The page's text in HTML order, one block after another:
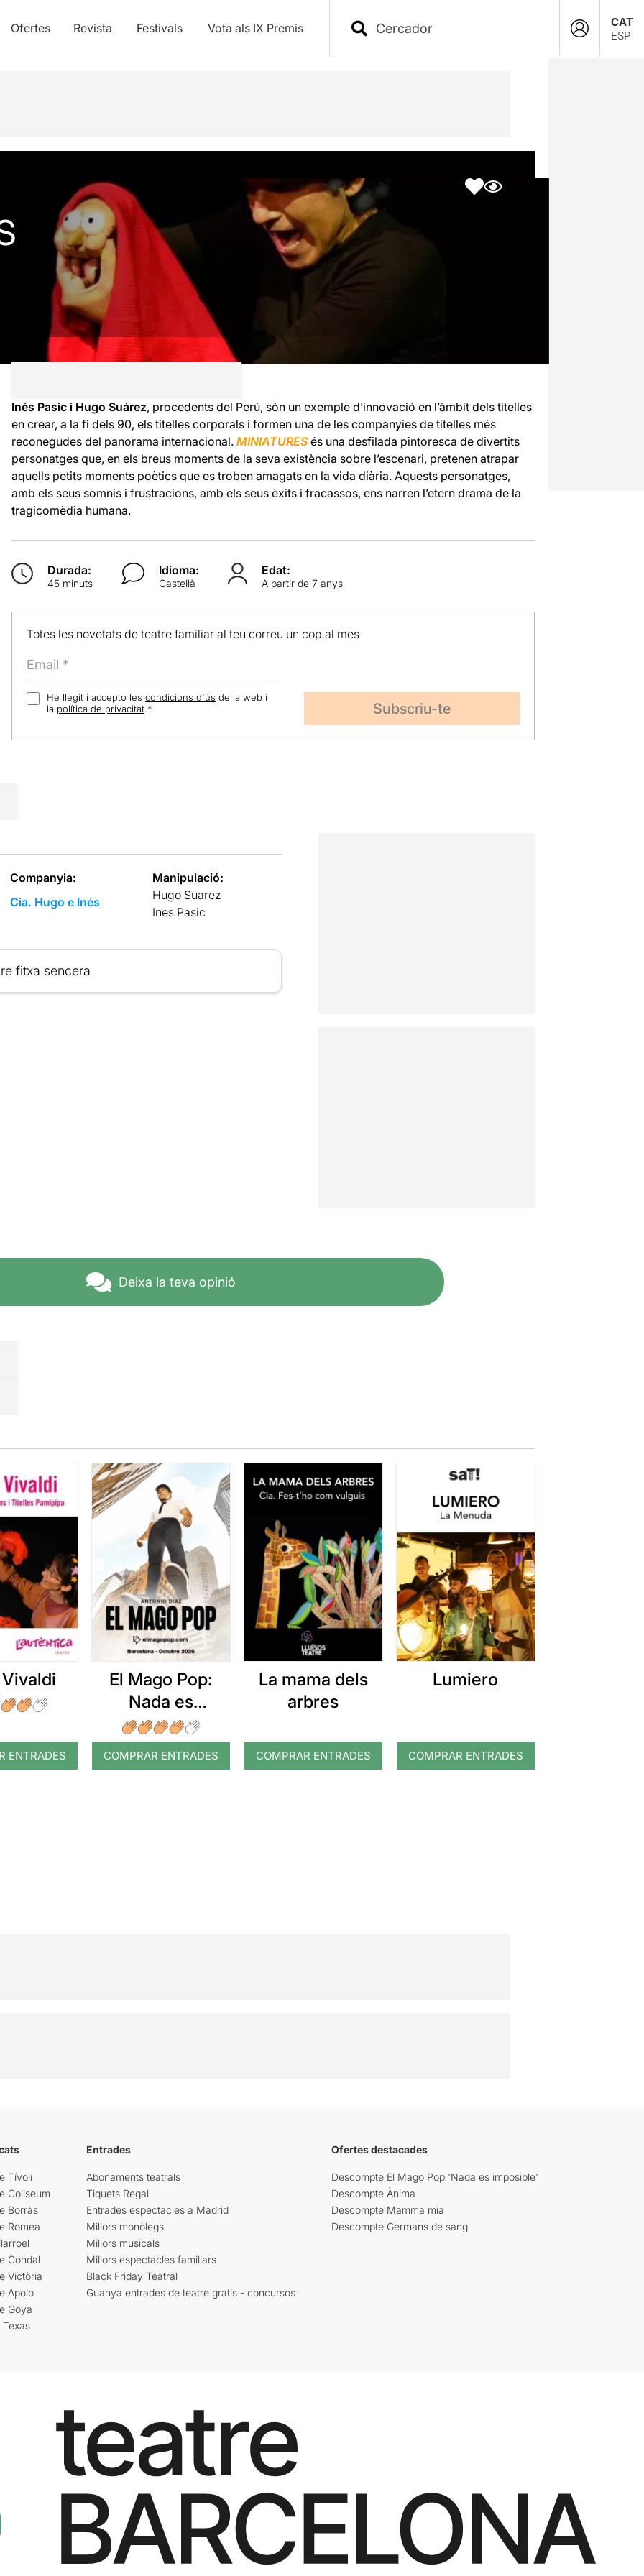
Ofertes Revista Festivals Vota als IX Premis
CAT
ESP
Inés Pasic i Hugo Suárez, procedents del Perú, són un exemple d’innovació en l’àmbit dels titelles
en crear, a la fi dels 90, els titelles corporals i formen una de les companyies de titelles més
reconegudes del panorama internacional. MINIATURESés una desfilada pintoresca de divertits
personatges que, en els breus moments de la seva existència sobre l’escenari, pretenen atrapar
aquells petits moments poètics que es troben amagats en la vida diària. Aquests personatges,
amb els seus somnis i frustracions, amb els seus èxits i fracassos, ens narren l’etern drama de la
tragicomèdia humana.
Durada:
45 minuts
Idioma:
Castellà
Edat:
A partir de 7 anys
Totes les novetats de teatre familiar al teu correu un cop al mes
He llegit i accepto les condicions d'ús de la web i
la política de privacitat.*
Companyia:
Cia. Hugo e Inés
Manipulació:
Hugo Suarez
Ines Pasic
fitxa sencera
Deixa la teva opinió
ENTRADES
El Mago Pop:
Nada es
imposible
COMPRAR ENTRADES
La mama dels
arbres
COMPRAR ENTRADES
Lumiero
COMPRAR ENTRADES
Tívoli
Coliseum
Borràs
Romea
Condal
Victòria
Apolo
Goya
Texas
Entrades
Abonaments teatrals
Tiquets Regal
Entrades espectacles a Madrid
Millors monòlegs
Millors musicals
Millors espectacles familiars
Black Friday Teatral
Guanya entrades de teatre gratis - concursos
Ofertes destacades
Descompte El Mago Pop 'Nada es imposible'
Descompte Ànima
Descompte Mamma mia
Descompte Germans de sang